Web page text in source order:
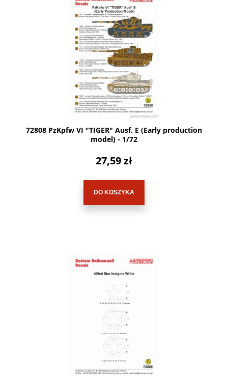
72808 PzKpfw VI "TIGER" Ausf. E (Early production
model) - 1/72
27,59 zł
DO KOSZYKA